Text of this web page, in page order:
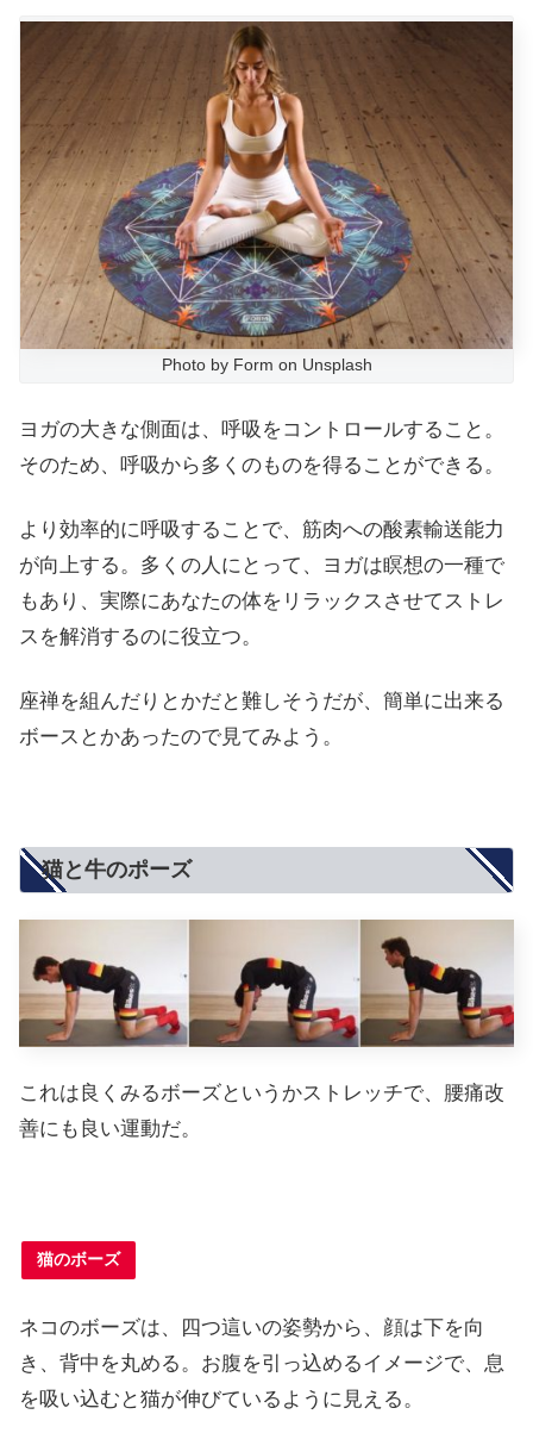
Photo by Form on Unsplash
ヨガの大きな側面は、呼吸をコントロールすること。
そのため、呼吸から多くのものを得ることができる。
より効率的に呼吸することで、筋肉への酸素輸送能力
が向上する。多くの人にとって、ヨガは瞑想の一種で
もあり、実際にあなたの体をリラックスさせてストレ
スを解消するのに役立つ。
座禅を組んだりとかだと難しそうだが、簡単に出来る
ボースとかあったので見てみよう。
猫と牛のポーズ
これは良くみるボーズというかストレッチで、腰痛改
善にも良い運動だ。
猫のボーズ
ネコのボーズは、四つ這いの姿勢から、顔は下を向
き、背中を丸める。お腹を引っ込めるイメージで、息
を吸い込むと猫が伸びているように見える。